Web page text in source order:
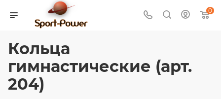
0
Кольца
гимнастические (арт.
204)